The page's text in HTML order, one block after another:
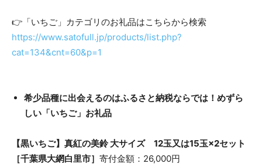
👉「いちご」カテゴリのお礼品はこちらから検索
https://www.satofull.jp/products/list.php?
cat=134&cnt=60&p=1
希少品種に出会えるのはふるさと納税ならでは！めずら
しい「いちご」お礼品
【黒いちご】真紅の美鈴 大サイズ 12玉又は15玉×2セット
［千葉県大網白里市］ 寄付金額：26,000円